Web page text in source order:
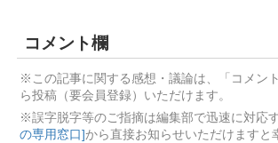
コメント欄
※この記事に関する感想・議論は、「コメン
ら投稿（要会員登録）いただけます。
※誤字脱字等のご指摘は編集部で迅速に対応す
の専用窓口]から直接お知らせいただけますと